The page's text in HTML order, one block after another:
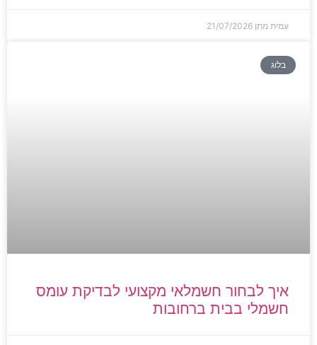
עמית מתן 21/07/2026
בלוג
איך לבחור חשמלאי מקצועי לבדיקת עומס
חשמלי בבית ברחובות